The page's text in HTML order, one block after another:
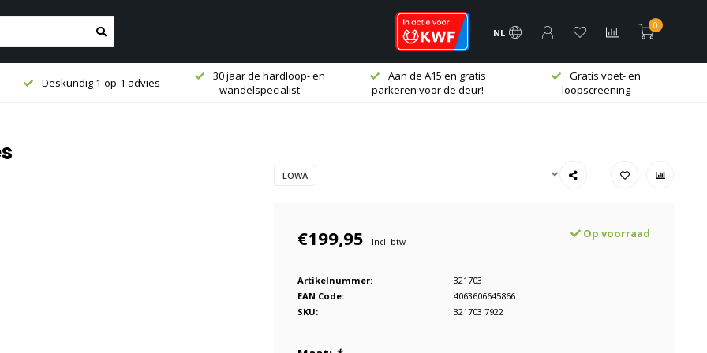
NL
0
Deskundig 1-op-1 advies
30 jaar de hardloop- en
wandelspecialist
Aan de A15 en gratis
parkeren voor de deur!
Gratis voet- en
loopscreening
LOWA
€199,95 Incl. btw
Op voorraad
Artikelnummer:
321703
EAN Code:
4063606645866
SKU:
321703 7922